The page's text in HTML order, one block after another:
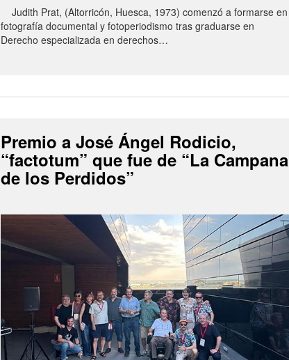
Judith Prat, (Altorricón, Huesca, 1973) comenzó a formarse en
fotografía documental y fotoperiodismo tras graduarse en
Derecho especializada en derechos…
Premio a José Ángel Rodicio,
“factotum” que fue de “La Campana
de los Perdidos”